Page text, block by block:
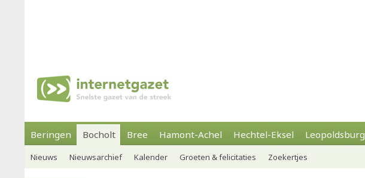
Beringen Bocholt Bree Hamont-Achel Hechtel-Eksel Leopoldsburg
Nieuws Nieuwsarchief Kalender Groeten & felicitaties Zoekertjes